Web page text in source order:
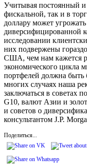
Учитывая постоянный
фискальной, так и в
доллару может
диверсифицированной
исследовании
них подвержены
США, чем нам кажется
экономического цикла
портфелей должна
многих случаях наша
заключаться в советах
G10, валют Азии и
и советов о
консультантом J.P.
Поделиться...